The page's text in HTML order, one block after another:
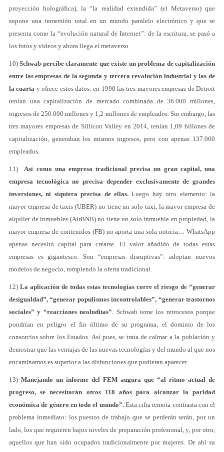
proyección holográfica), la “la realidad extendida” (el Metaverso) que
supone una inmersión total en un mundo paralelo electrónico y que se
presenta como la “evolución natural de Internet”: de la escritura, se pasó a
los fotos y videos y ahora llega el metaverso.
10)Schwab percibe claramente que existe un problema de capitalización
entre las empresas de la segunda y tercera revolución industrial y las de
la cuarta y ofrece estos datos: en 1990 las tres mayores empresas de Detroit
tenían una capitalización de mercado combinada de 36.000 millones,
ingresos de 250.000 millones y 1,2 millones de empleados. Sin embargo, las
tres mayores empresas de Sillicon Valley en 2014, tenían 1,09 billones de
capitalización, generaban los mismos ingresos, pero con apenas 137.000
empleados.
11)Así como una empresa tradicional precisa un gran capital, una
empresa tecnológica no precisa depender exclusivamente de grandes
inversiones, ni siquiera precisa de ellas.Luego hay otro elemento: la
mayor empresa de taxis (UBER) no tiene un solo taxi, la mayor empresa de
alquiler de inmuebles (AirBNB) no tiene un solo inmueble en propiedad, la
mayor empresa de contenidos (FB) no aporta una sola noticia… WhatsApp
apenas necesitó capital para crearse. El valor añadido de todas estas
empresas es gigantesco. Son “empresas disruptivas”: adoptan nuevos
modelos de negocio, rompiendo la oferta tradicional.
12) La aplicación de todas estas tecnologías corre el riesgo de “generar
desigualdad”, “generar populismos incontrolables”, “generar trastornos
sociales” y “reacciones neoluditas”. Schwab teme los retrocesos porque
pondrían en peligro el fin último de su programa, el dominio de los
consorcios sobre los Estados. Así pues, se trata de calmar a la población y
demostrar que las ventajas de las nuevas tecnologías y del mundo al que nos
encaminamos es superior a las disfunciones que pudieran aparecer.
13) Manejando un informe del FEM augura que “al ritmo actual de
progreso, se necesitarán otros 118 años para alcanzar la paridad
económica de género en todo el mundo”.Esta cifra remota contrasta con el
problema inmediato: los puestos de trabajo que se perderán serán, por un
lado, los que requieren bajos niveles de preparación profesional, y, por otro,
aquellos que han sido ocupados tradicionalmente por mujeres. De ahí su